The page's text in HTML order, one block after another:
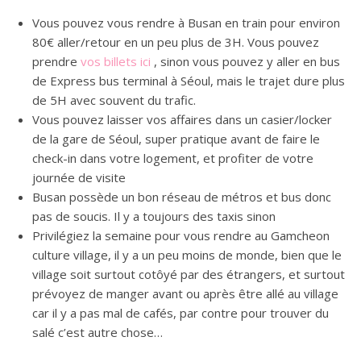
Vous pouvez vous rendre à Busan en train pour environ
80€ aller/retour en un peu plus de 3H. Vous pouvez
prendre vos billets ici , sinon vous pouvez y aller en bus
de Express bus terminal à Séoul, mais le trajet dure plus
de 5H avec souvent du trafic.
Vous pouvez laisser vos affaires dans un casier/locker
de la gare de Séoul, super pratique avant de faire le
check-in dans votre logement, et profiter de votre
journée de visite
Busan possède un bon réseau de métros et bus donc
pas de soucis. Il y a toujours des taxis sinon
Privilégiez la semaine pour vous rendre au Gamcheon
culture village, il y a un peu moins de monde, bien que le
village soit surtout cotôyé par des étrangers, et surtout
prévoyez de manger avant ou après être allé au village
car il y a pas mal de cafés, par contre pour trouver du
salé c’est autre chose…